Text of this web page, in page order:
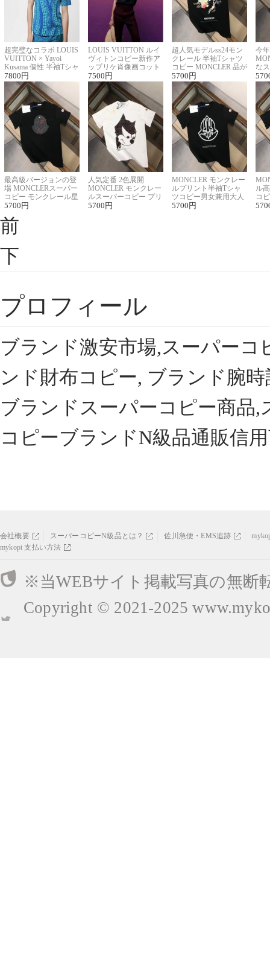
超完璧なコラボ LOUIS
VUITTON × Yayoi
Kusama 個性 半袖Tシャ
ツコピー男女兼用
7800 円
LOUIS VUITTON ルイ
ヴィトンコピー新作ア
ップリケ肖像画コット
ンニット半袖Tシャツ
7500 円
超人気モデルss24モン
クレール 半袖Tシャツ
コピー MONCLER 品が
良く見た目
5700 円
今
な
ル
最高級バージョンの登
場 MONCLERスーパー
コピー モンクレール星
座半袖Tシャツ
5700 円
人気定番 2色展開
MONCLER モンクレー
ルスーパーコピー プリ
ント半袖Tシャツ
5700 円
MONCLER モンクレー
ルプリント半袖Tシャ
ツコピー男女兼用大人
可愛い春夏コーデ
5700 円
ル
コ
ィ
前
下
プロフィール
ブランド激安市場,スーパー
ンド財布コピー, ブランド腕
ブランドスーパーコピー商品
コピーブランドN級品通販信
会社概要 スーパーコピーN級品とは？ 佐川急便・EMS追跡
mykopi 支払い方法
※当WEBサイト掲載写真の無断
Copyright © 2021-2025